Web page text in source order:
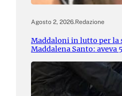
Agosto 2, 2026.Redazione
Maddaloni in lutto per la
Maddalena Santo: aveva